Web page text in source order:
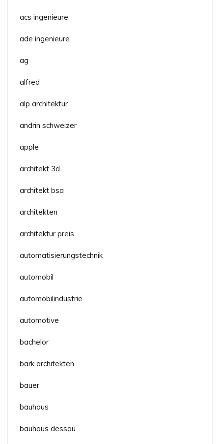
acs ingenieure
ade ingenieure
ag
alfred
alp architektur
andrin schweizer
apple
architekt 3d
architekt bsa
architekten
architektur preis
automatisierungstechnik
automobil
automobilindustrie
automotive
bachelor
bark architekten
bauer
bauhaus
bauhaus dessau